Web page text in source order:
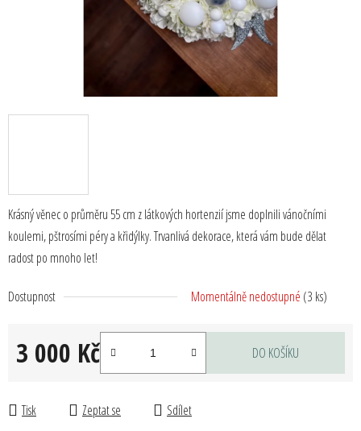
Krásný věnec o průměru 55 cm z látkových hortenzií jsme doplnili vánočními
koulemi, pštrosími péry a křidýlky. Trvanlivá dekorace, která vám bude dělat
radost po mnoho let!
Dostupnost Momentálně nedostupné (3 ks)
3 000 Kč DO KOŠÍKU
Tisk Zeptat se Sdílet